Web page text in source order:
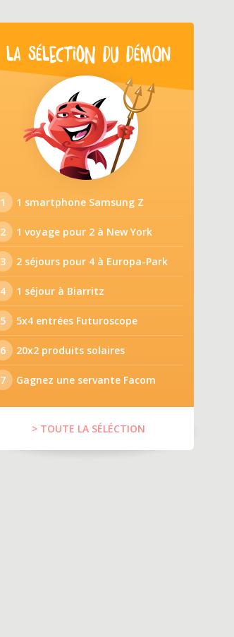
LA SÉLECTION DU DÉMON
1 1 smartphone Samsung Z
2 1 voyage pour 2 à New York
3 2 séjours pour 4 à Europa-Park
4 1 séjour à Biarritz
5 5x4 entrées Futuroscope
6 20x2 produits solaires
7 Gagnez une servante Facom
> TOUTE LA SÉLÉCTION